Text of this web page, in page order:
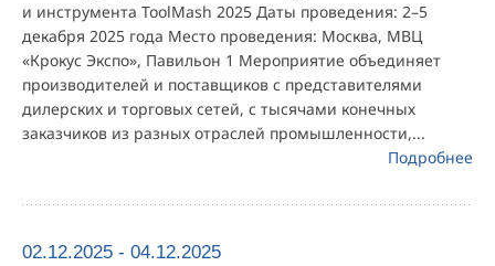
и инструмента ToolMash 2025 Даты проведения: 2–5
декабря 2025 года Место проведения: Москва, МВЦ
«Крокус Экспо», Павильон 1 Мероприятие объединяет
производителей и поставщиков с представителями
дилерских и торговых сетей, с тысячами конечных
заказчиков из разных отраслей промышленности,...
Подробнее
02.12.2025 - 04.12.2025